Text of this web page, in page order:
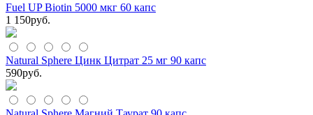
Fuel UP Biotin 5000 мкг 60 капс
1 150руб.
Natural Sphere Цинк Цитрат 25 мг 90 капс
590руб.